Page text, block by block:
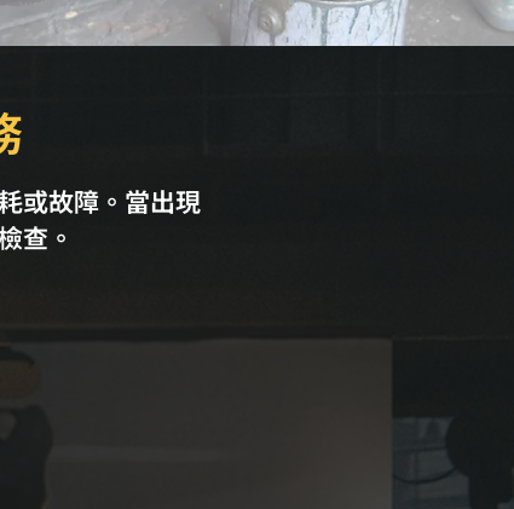
或故障。當出現
查。